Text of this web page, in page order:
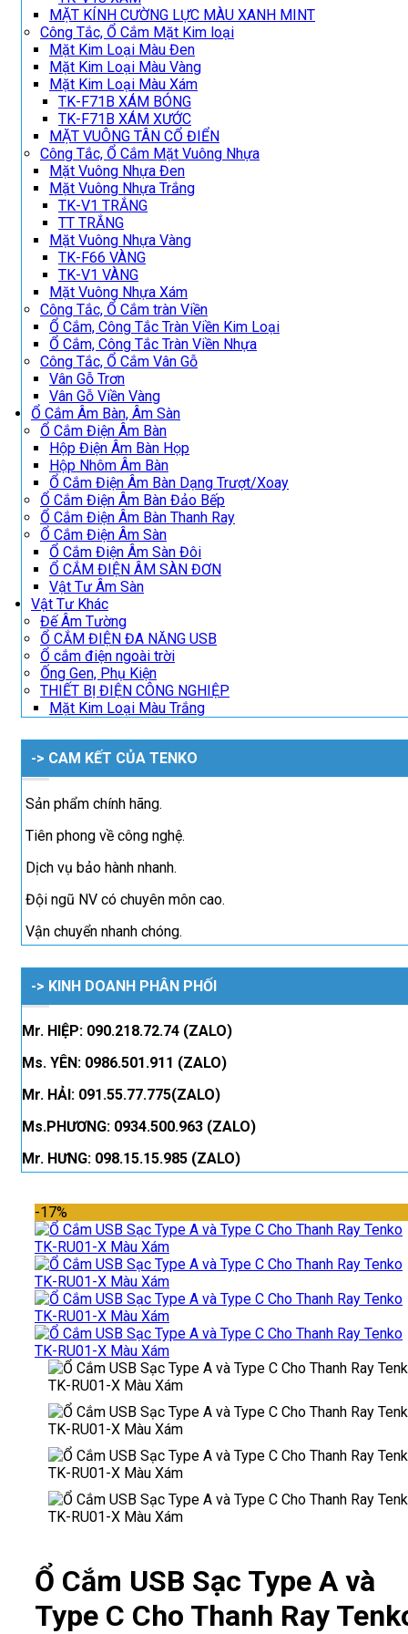
MẶT KÍNH CƯỜNG LỰC MÀU XANH MINT
Công Tắc, Ổ Cắm Mặt Kim loại
Mặt Kim Loại Màu Đen
Mặt Kim Loại Màu Vàng
Mặt Kim Loại Màu Xám
TK-F71B XÁM BÓNG
TK-F71B XÁM XƯỚC
MẶT VUÔNG TÂN CỔ ĐIỂN
Công Tắc, Ổ Cắm Mặt Vuông Nhựa
Mặt Vuông Nhựa Đen
Mặt Vuông Nhựa Trắng
TK-V1 TRẮNG
TT TRẮNG
Mặt Vuông Nhựa Vàng
TK-F66 VÀNG
TK-V1 VÀNG
Mặt Vuông Nhựa Xám
Công Tắc, Ổ Cắm tràn Viền
Ổ Cắm, Công Tắc Tràn Viền Kim Loại
Ổ Cắm, Công Tắc Tràn Viền Nhựa
Công Tắc, Ổ Cắm Vân Gỗ
Vân Gỗ Trơn
Vân Gỗ Viền Vàng
Ổ Cắm Âm Bàn, Âm Sàn
Ổ Cắm Điện Âm Bàn
Hộp Điện Âm Bàn Họp
Hộp Nhôm Âm Bàn
Ổ Cắm Điện Âm Bàn Dạng Trượt/Xoay
Ổ Cắm Điện Âm Bàn Đảo Bếp
Ổ Cắm Điện Âm Bàn Thanh Ray
Ổ Cắm Điện Âm Sàn
Ổ Cắm Điện Âm Sàn Đôi
Ổ CẮM ĐIỆN ÂM SÀN ĐƠN
Vật Tư Âm Sàn
Vật Tư Khác
Đế Âm Tường
Ổ CẮM ĐIỆN ĐA NĂNG USB
Ổ cắm điện ngoài trời
Ống Gen, Phụ Kiện
THIẾT BỊ ĐIỆN CÔNG NGHIỆP
Mặt Kim Loại Màu Trắng
-> CAM KẾT CỦA TENKO
Sản phẩm chính hãng.
Tiên phong về công nghệ.
Dịch vụ bảo hành nhanh.
Đội ngũ NV có chuyên môn cao.
Vận chuyển nhanh chóng.
-> KINH DOANH PHÂN PHỐI
Mr. HIỆP: 090.218.72.74 (ZALO)
Ms. YÊN: 0986.501.911 (ZALO)
Mr. HẢI: 091.55.77.775(ZALO)
Ms.PHƯƠNG: 0934.500.963 (ZALO)
Mr. HƯNG: 098.15.15.985 (ZALO)
-17%
Ổ Cắm USB Sạc Type A và
Type C Cho Thanh Ray